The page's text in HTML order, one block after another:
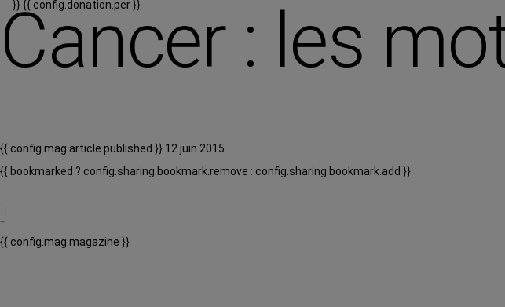
}}{{ config.donation.per }}
Cancer : les
{{ config.mag.article.published }} 12 juin 2015
{{ bookmarked ? config.sharing.bookmark.remove : config.sharing.bookmark.add }}
{{ config.mag.magazine }}